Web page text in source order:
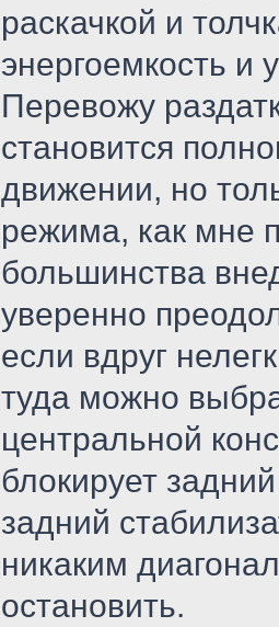
раскачкой и
энергоемкость
Перевожу
становится
движении, но
режима, как мне
большинства
уверенно
если вдруг
туда можно
центральной
блокирует
задний
никаким
остановить.